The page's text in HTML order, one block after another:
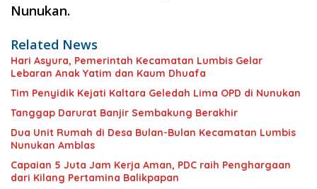
Nunukan.
Related News
Hari Asyura, Pemerintah Kecamatan Lumbis Gelar
Lebaran Anak Yatim dan Kaum Dhuafa
Tim Penyidik Kejati Kaltara Geledah Lima OPD di Nunukan
Tanggap Darurat Banjir Sembakung Berakhir
Dua Unit Rumah di Desa Bulan-Bulan Kecamatan Lumbis
Nunukan Amblas
Capaian 5 Juta Jam Kerja Aman, PDC raih Penghargaan
dari Kilang Pertamina Balikpapan